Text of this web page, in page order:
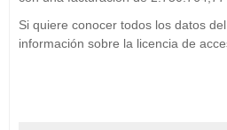
Si quiere conocer todos los datos
información sobre la licencia de